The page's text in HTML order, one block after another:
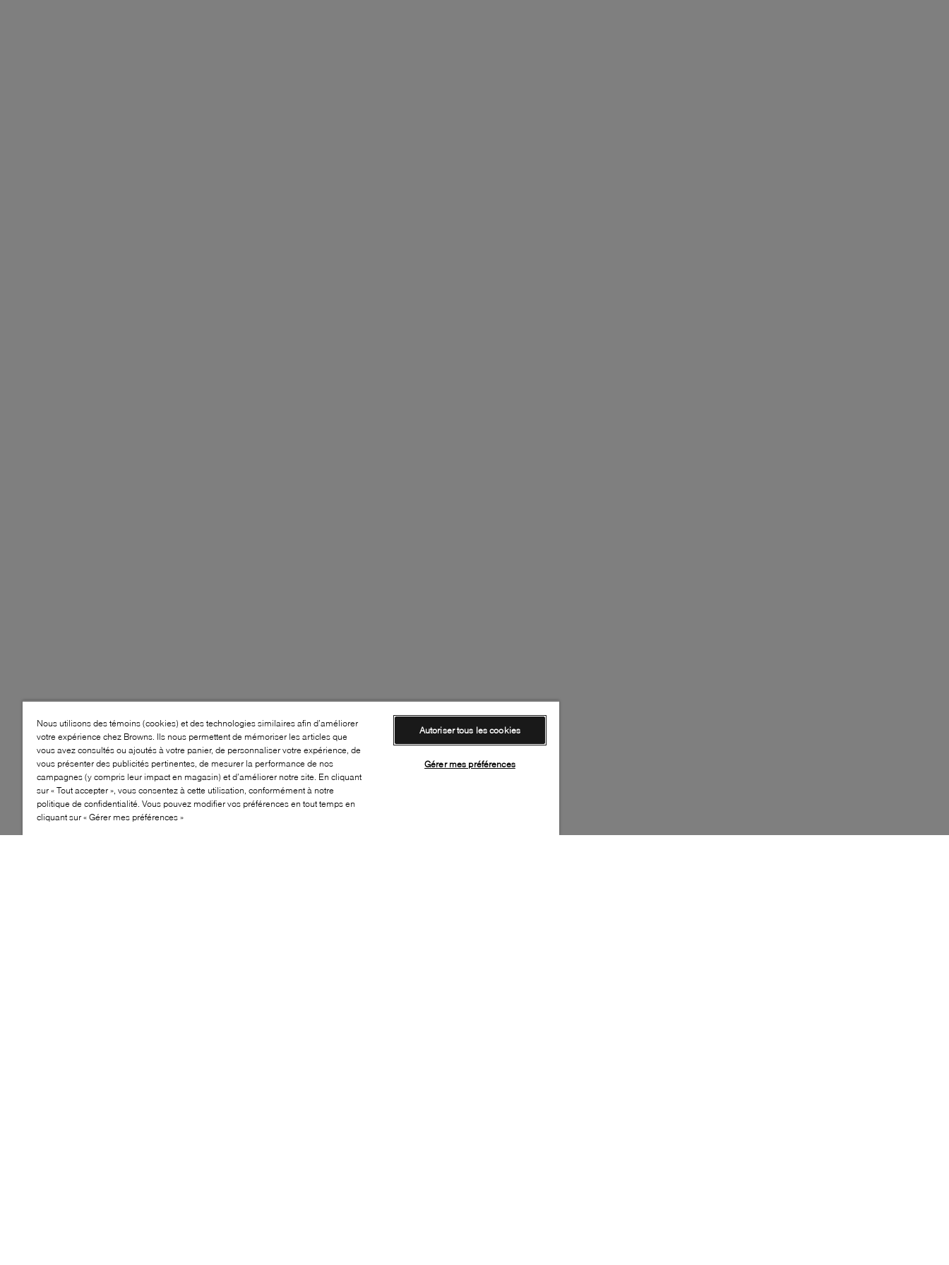
Nous utilisons des témoins (cookies) et des technologies similaires afin d’améliorer
votre expérience chez Browns. Ils nous permettent de mémoriser les articles que
vous avez consultés ou ajoutés à votre panier, de personnaliser votre expérience, de
vous présenter des publicités pertinentes, de mesurer la performance de nos
campagnes (y compris leur impact en magasin) et d’améliorer notre site. En cliquant
sur « Tout accepter », vous consentez à cette utilisation, conformément à notre
politique de confidentialité. Vous pouvez modifier vos préférences en tout temps en
cliquant sur « Gérer mes préférences »
Autoriser tous les cookies
Gérer mes préférences